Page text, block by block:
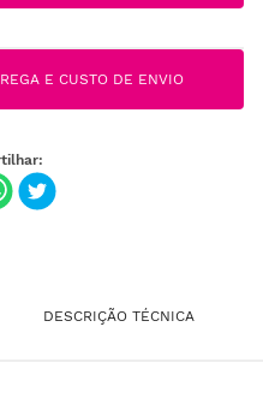
E CUSTO DE ENVIO
DESCRIÇÃO TÉCNICA